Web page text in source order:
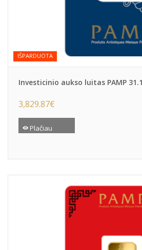
IŠPARDUOTA
Investicinio aukso luitas PAMP
3,829.87€
Plačiau